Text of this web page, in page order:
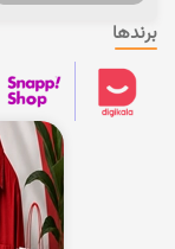
برندها